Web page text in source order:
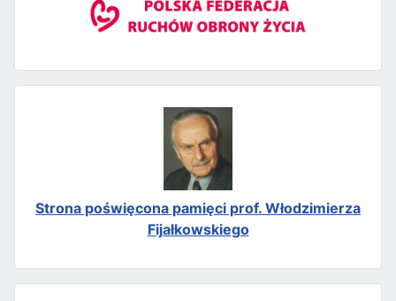
Strona poświęcona pamięci prof. Włodzimierza
Fijałkowskiego